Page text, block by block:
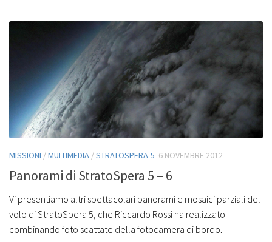
MISSIONI /MULTIMEDIA /STRATOSPERA-5 6 NOVEMBRE 2012
Panorami di StratoSpera 5 – 6
Vi presentiamo altri spettacolari panorami e mosaici parziali del
volo di StratoSpera 5, che Riccardo Rossi ha realizzato
combinando foto scattate della fotocamera di bordo.